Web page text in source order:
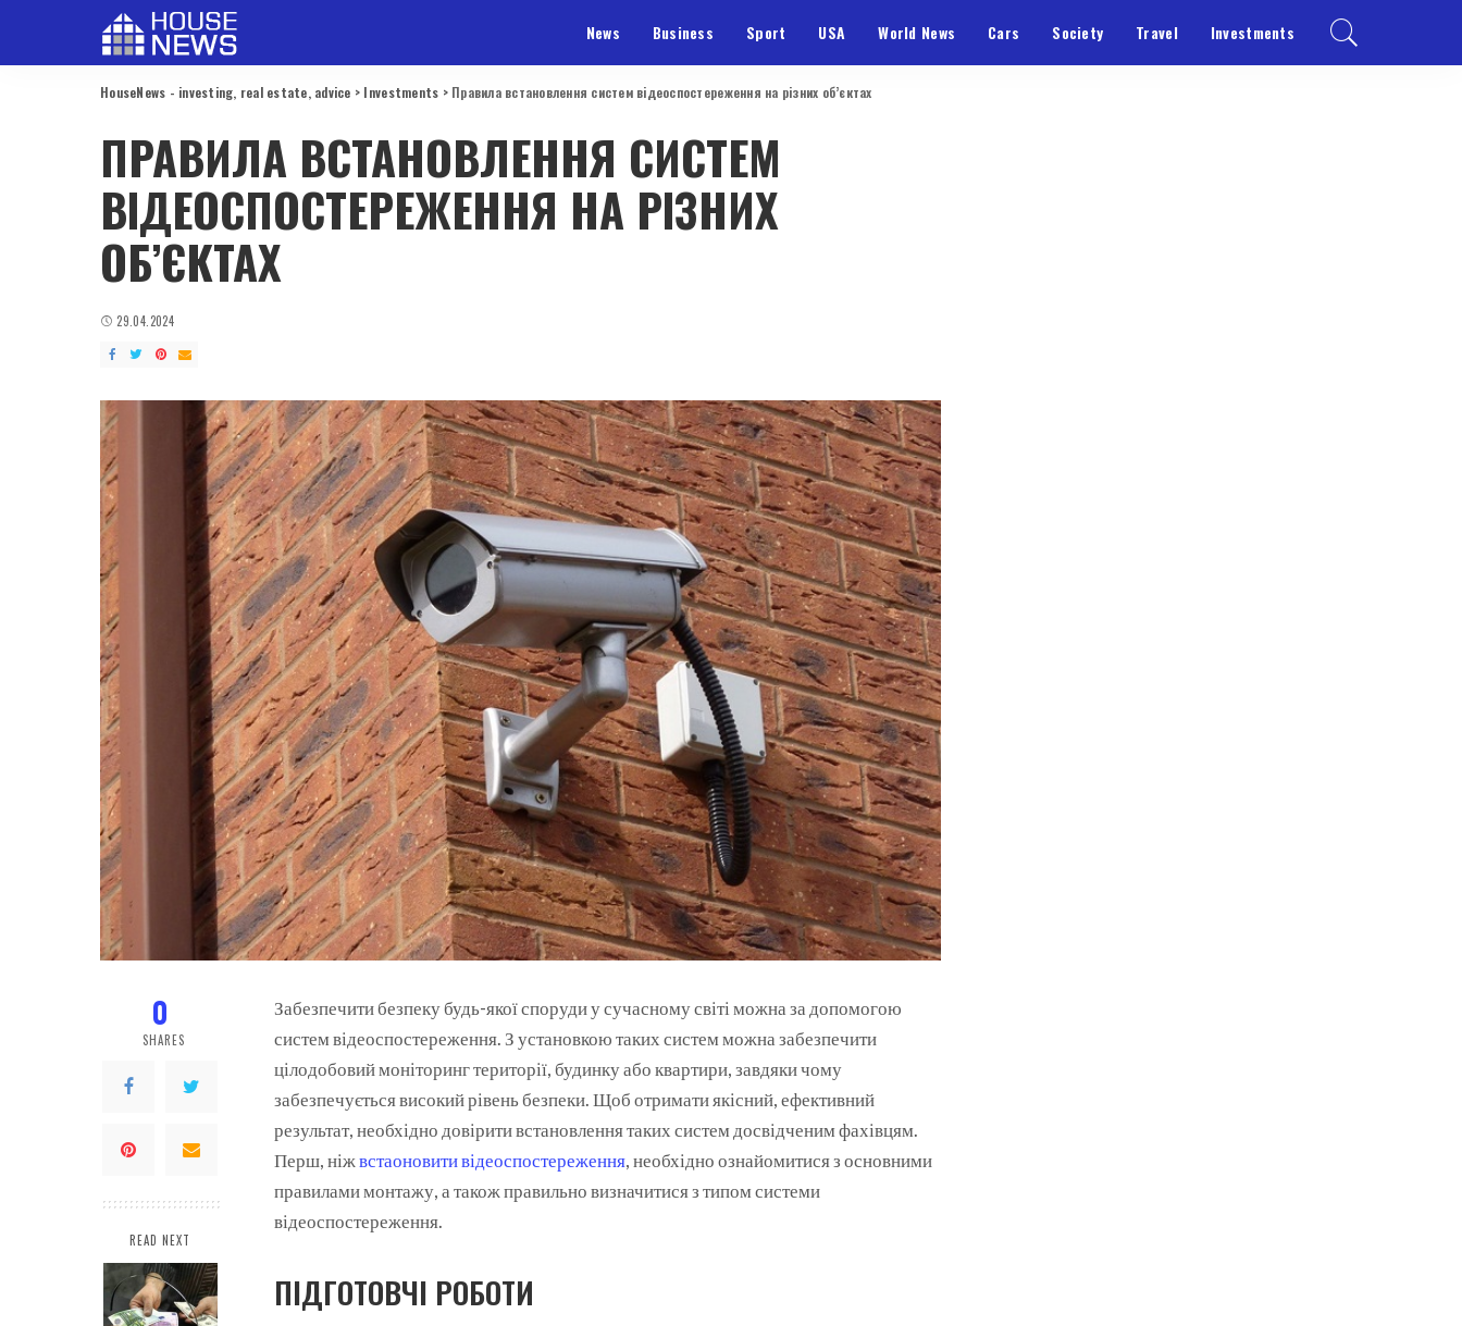
News Business Sport USA World News Cars Society Travel Investments
HouseNews - investing, real estate, advice > Investments > Правила встановлення систем відеоспостереження на різних об’єктах
ПРАВИЛА ВСТАНОВЛЕННЯ СИСТЕМ
ВІДЕОСПОСТЕРЕЖЕННЯ НА РІЗНИХ
ОБ’ЄКТАХ
29.04.2024
0
SHARES
READ NEXT
Забезпечити безпеку будь-якої споруди у сучасному світі можна за допомогою
систем відеоспостереження.З установкою таких систем можна забезпечити
цілодобовий моніторинг території, будинку або квартири, завдяки чому
забезпечується високий рівень безпеки. Щоб отримати якісний, ефективний
результат, необхідно довірити встановлення таких систем досвідченим фахівцям.
Перш, ніжвстаоновити відеоспостереження, необхідно ознайомитися з основними
правилами монтажу, а також правильно визначитися з типом системи
відеоспостереження.
ПІДГОТОВЧІ РОБОТИ